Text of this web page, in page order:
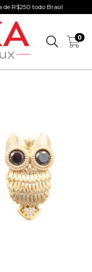
de R$250 todo Brasil
0